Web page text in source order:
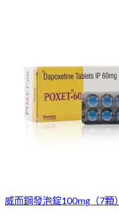
威而鋼發泡錠100mg（7顆）